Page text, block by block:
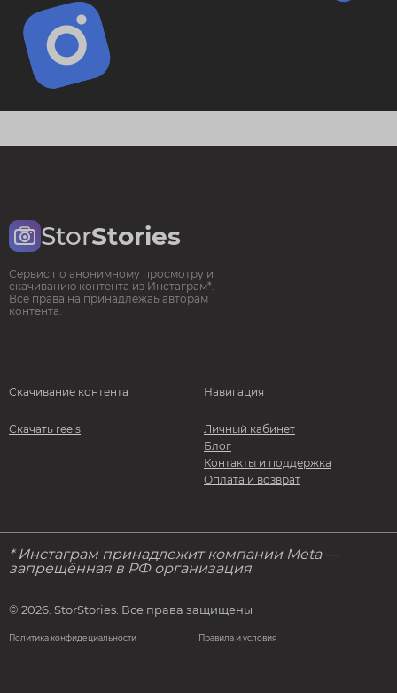
StorStories
Сервис по анонимному просмотру и
скачиванию контента из Инстаграм*.
Все права на принадлежаь авторам
контента.
Скачивание контента
Скачать reels
Навигация
Личный кабинет
Блог
Контакты и поддержка
Оплата и возврат
* Инстаграм принадлежит компании Meta —
запрещённая в РФ организация
© 2026. StorStories. Все права защищены
Политика конфидециальности Правила и условия